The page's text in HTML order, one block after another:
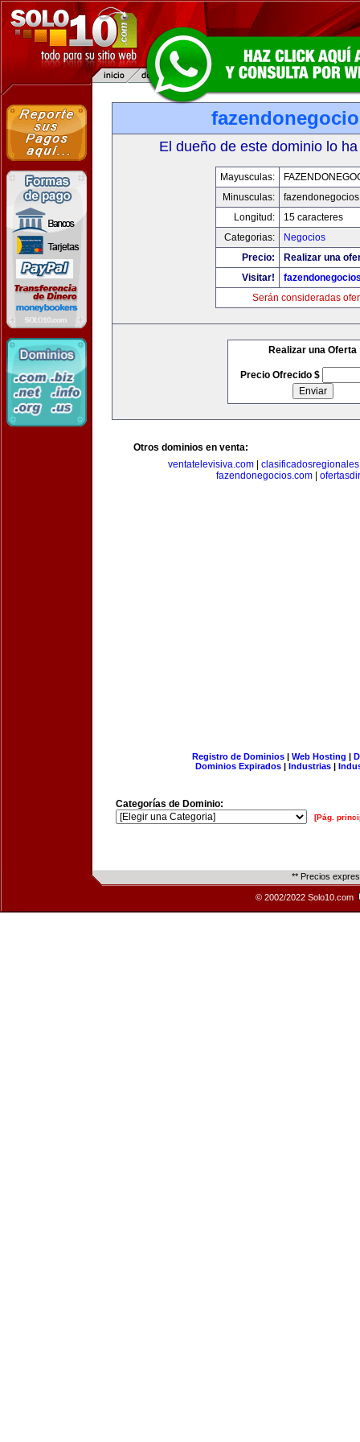
El dueño de este dominio lo
Mayusculas:
Minusculas:
Longitud:
15 caracteres
Categorias:
Negocios
Precio:
Realizar una
Visitar!
Serán consideradas
Realizar una Oferta
Precio Ofrecido $
Otros dominios en venta:
ventatelevisiva.com
fazendonegocios.com|
Registro de Dominios| Web Hosting |
Dominios Expirados | Industrias |
Categorías de Dominio:
[Pág.
** Precios
© 2002/2022 Solo10.com